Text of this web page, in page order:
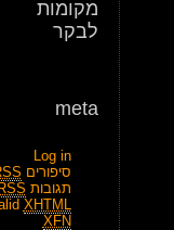
מקומות
לבקר
meta
Log in
סיפורים
תגובות RSS
XHTML
XFN